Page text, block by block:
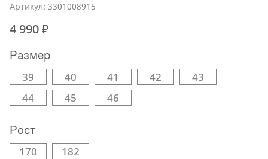
Артикул: 3301008915
4 990 ₽
Размер
39 40 41 42
43
44
45 46
Рост
170 182